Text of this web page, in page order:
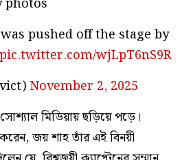
pushed off the stage by
pic.twitter.com/wjLpT6nS9R
November 2, 2025
মিডিয়ায় ছড়িয়ে পড়ে।
করেন, জয় শাহ তাঁর এই বিনয়ী